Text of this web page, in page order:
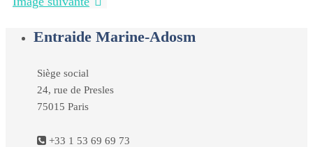
Entraide Marine-Adosm
Siège social
24, rue de Presles
75015 Paris
+33 1 53 69 69 73